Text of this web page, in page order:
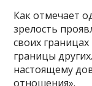
Как отмечает
зрелость
своих
границы
настоящему
отношения».